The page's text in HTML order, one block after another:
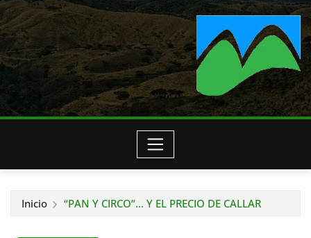
Inicio “PAN Y CIRCO”… Y EL PRECIO DE CALLAR